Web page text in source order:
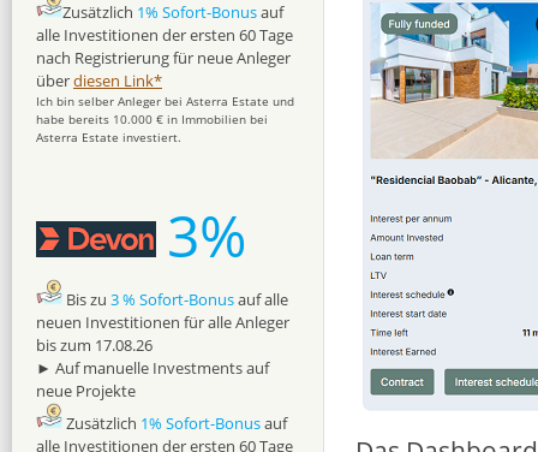
Zusätzlich 1% Sofort-Bonusauf
alle Investitionen der ersten 60 Tage
nach Registrierung für neue Anleger
überdiesen Link*
Ich bin selber Anleger bei Asterra Estate und
habe bereits 10.000 € in Immobilien bei
Asterra Estate investiert.
3%
Bis zu 3 % Sofort-Bonusauf alle
neuen Investitionen für alle Anleger
bis zum 17.08.26
► Auf manuelle Investments auf
neue Projekte
Zusätzlich 1% Sofort-Bonusauf
alle Investitionen der ersten 60 Tage